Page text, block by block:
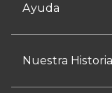
Ayuda
Nuestra Historia